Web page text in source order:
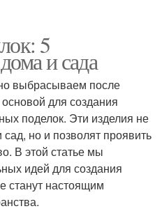
5
и сада
выбрасываем после
для создания
поделок. Эти изделия не
но и позволят проявить
В этой статье мы
идей для создания
станут настоящим